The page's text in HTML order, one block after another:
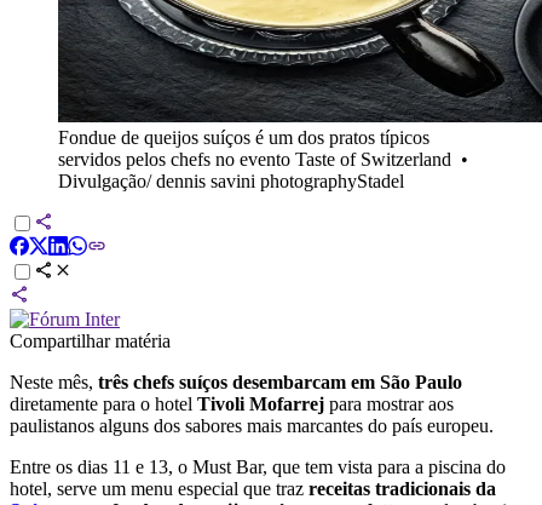
Fondue de queijos suíços é um dos pratos típicos
servidos pelos chefs no evento Taste of Switzerland •
Divulgação/ dennis savini photographyStadel
Compartilhar matéria
Neste mês, três chefs suíços desembarcam em São Paulo
diretamente para o hotel Tivoli Mofarrej para mostrar aos
paulistanos alguns dos sabores mais marcantes do país europeu.
Entre os dias 11 e 13, o Must Bar, que tem vista para a piscina do
hotel, serve um menu especial que traz receitas tradicionais da